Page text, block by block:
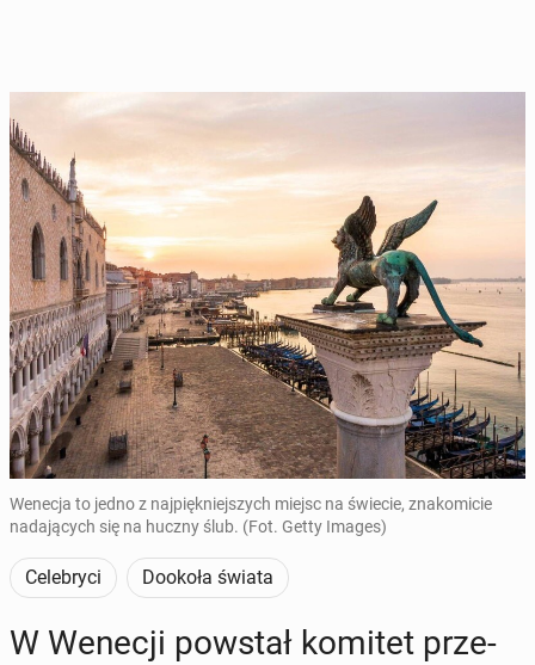
Wenecja to jedno z najpiękniejszych miejsc na świecie, znakomicie
nadających się na huczny ślub. (Fot. Getty Images)
Celebryci Dookoła świata
W Wenecji powstał komitet prze­